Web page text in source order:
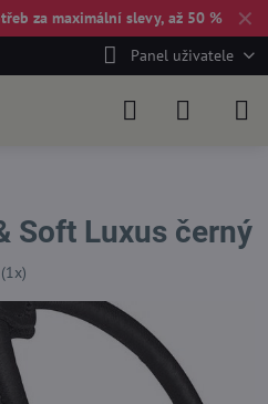
✕
za maximální slevy, až 50 %
Panel uživatele
Soft Luxus černý
(1 x)